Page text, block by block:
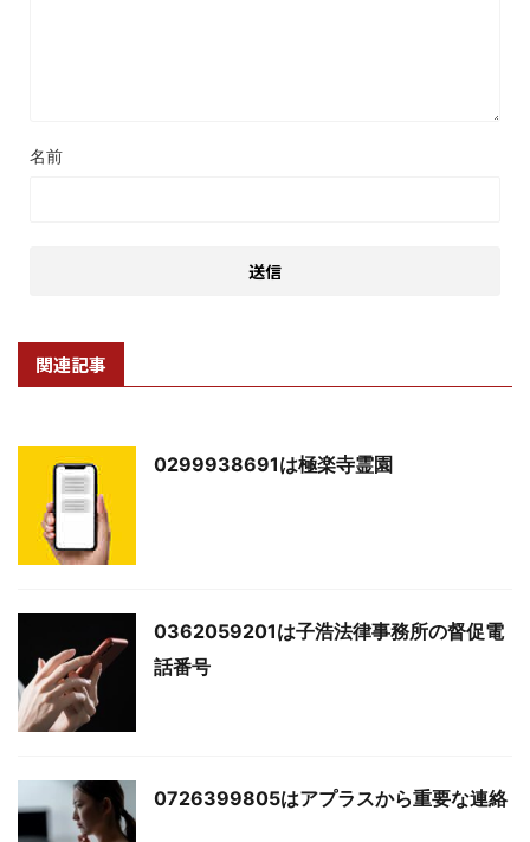
名前
関連記事
0299938691は極楽寺霊園
0362059201は子浩法律事務所の督促電
話番号
0726399805はアプラスから重要な連絡